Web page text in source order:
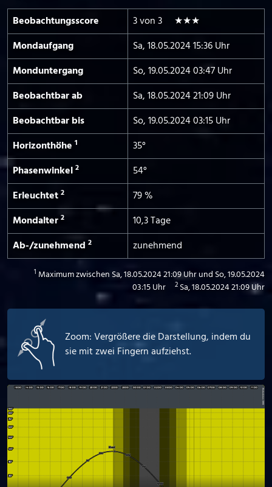
Beobachtungs­score
3 von 3 ★★★
Mond­aufgang
Sa, 18.05.2024 15:36 Uhr
Mond­untergang
So, 19.05.2024 03:47 Uhr
Beobachtbar ab
Sa, 18.05.2024 21:09 Uhr
Beobachtbar bis
So, 19.05.2024 03:15 Uhr
Horizont­höhe 1
35°
Phasen­winkel 2
54°
Erleuchtet 2
79 %
Mond­alter 2
10,3 Tage
Ab-/­zunehmend 2 zunehmend
1 Maximum zwischen Sa, 18.05.2024 21:09 Uhr und So, 19.05.2024
03:15 Uhr
2 Sa, 18.05.2024 21:09 Uhr
Zoom: Vergrößere die Darstellung, indem du
sie mit zwei Fingern aufziehst.